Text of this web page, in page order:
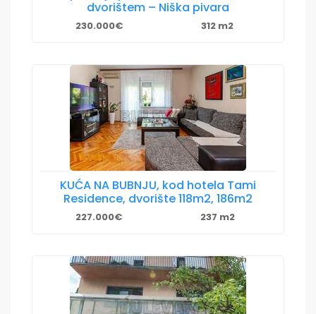
dvorištem – Niška pivara
230.000€ 312 m2
KUĆA NA BUBNJU, kod hotela Tami
Residence, dvorište 118m2, 186m2
227.000€ 237 m2